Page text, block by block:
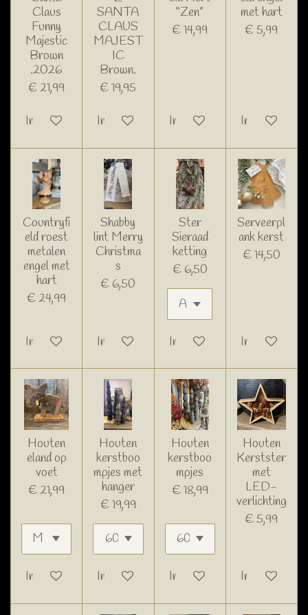
Claus
Funny
Majestic
Brown
.2026
€ 21,99
In winkelwagen
SANTA
CLAUS
MAJEST
IC
Brown.
€ 19,95
In winkelwagen
“Zen”
€ 14,99
In winkelwagen
met hart
€ 5,99
In
Countryfi
eld roest
metalen
engel met
hart
€ 24,99
In winkelwagen
Shabby
lint Merry
Christma
s
€ 6,50
In winkelwagen
Ster
Sieraad
ketting
€ 6,50
In winkelwagen
Serveerpl
ank kerst
€ 14,50
In
Houten
eland op
voet
€ 21,99
In winkelwagen
Houten
kerstboo
mpjes met
hanger
€ 19,99
In winkelwagen
Houten
kerstboo
mpjes
€ 18,99
In winkelwagen
Houten
Kerstster
met
LED-
verlichting
€ 5,99
In